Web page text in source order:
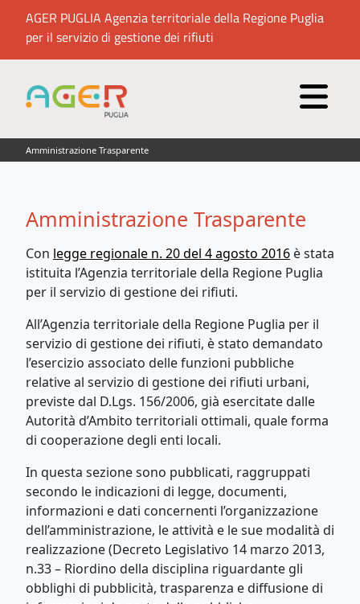
AGER PUGLIA Agenzia territoriale della Regione Puglia
per il servizio di gestione dei rifiuti
Amministrazione Trasparente
Amministrazione Trasparente
Con legge regionale n. 20 del 4 agosto 2016 è stata
istituita l’Agenzia territoriale della Regione Puglia
per il servizio di gestione dei rifiuti.
All’Agenzia territoriale della Regione Puglia per il
servizio di gestione dei rifiuti, è stato demandato
l’esercizio associato delle funzioni pubbliche
relative al servizio di gestione dei rifiuti urbani,
previste dal D.Lgs. 156/2006, già esercitate dalle
Autorità d’Ambito territoriali ottimali, quale forma
di cooperazione degli enti locali.
In questa sezione sono pubblicati, raggruppati
secondo le indicazioni di legge, documenti,
informazioni e dati concernenti l’organizzazione
dell’amministrazione, le attività e le sue modalità di
realizzazione (Decreto Legislativo 14 marzo 2013,
n.33 – Riordino della disciplina riguardante gli
obblighi di pubblicità, trasparenza e diffusione di